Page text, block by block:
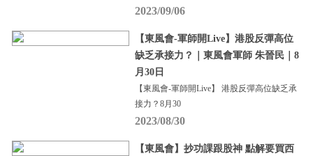
2023/09/06
【東風會-軍師開Live】港股反彈高位
缺乏承接力？｜東風會軍師 朱晉民｜8
月30日
【東風會-軍師開Live】 港股反彈高位缺乏承
接力？8月30
2023/08/30
【東風會】抄功課跟股神 點解要買西